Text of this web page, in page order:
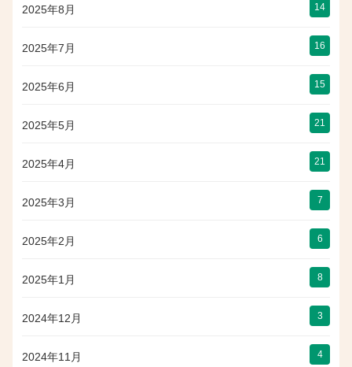
2025年8月 14
2025年7月 16
2025年6月 15
2025年5月 21
2025年4月 21
2025年3月 7
2025年2月 6
2025年1月 8
2024年12月 3
2024年11月 4